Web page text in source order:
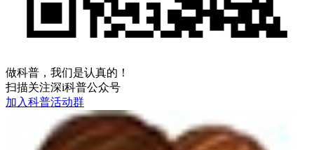
做科普，我们是认真的！
扫描关注深i科普公众号
加入科普活动群